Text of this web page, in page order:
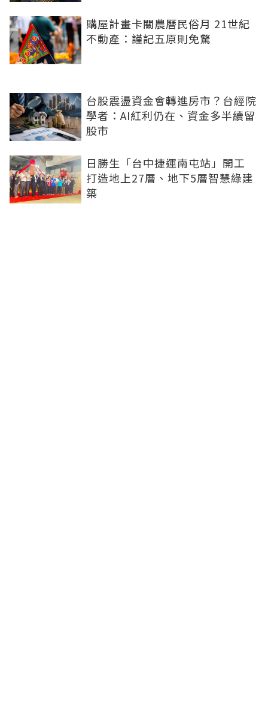
購屋計畫卡關農曆民俗月 21世紀
不動產：謹記五原則免驚
台股震盪資金會轉進房市？台經院
學者：AI紅利仍在、資金多半續留
股市
日勝生「台中捷運南屯站」開工
打造地上27層、地下5層智慧綠建
築